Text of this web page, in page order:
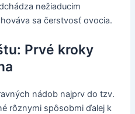
nežiaducim
sa čerstvosť ovocia.
Prvé kroky
nádob najprv do tzv.
rôznymi spôsobmi ďalej k